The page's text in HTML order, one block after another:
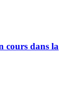
cours dans la